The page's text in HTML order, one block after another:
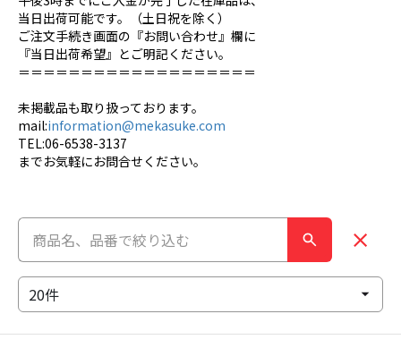
当日出荷可能です。（土日祝を除く）
ご注文手続き画面の『お問い合わせ』欄に
『当日出荷希望』とご明記ください。
＝＝＝＝＝＝＝＝＝＝＝＝＝＝＝＝＝＝＝
未掲載品も取り扱っております。
mail:information@mekasuke.com
TEL:06-6538-3137
までお気軽にお問合せください。